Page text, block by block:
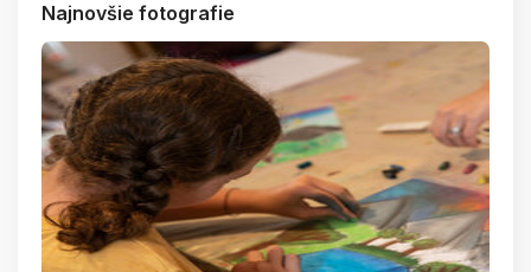
Najnovšie fotografie